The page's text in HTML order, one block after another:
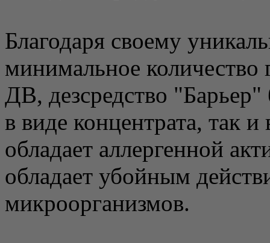
Благодаря своему
минимальное
ДВ, дезсредство "Барьер"
в виде концентрата, так
обладает аллергенной
обладает убойным
микроорганизмов.